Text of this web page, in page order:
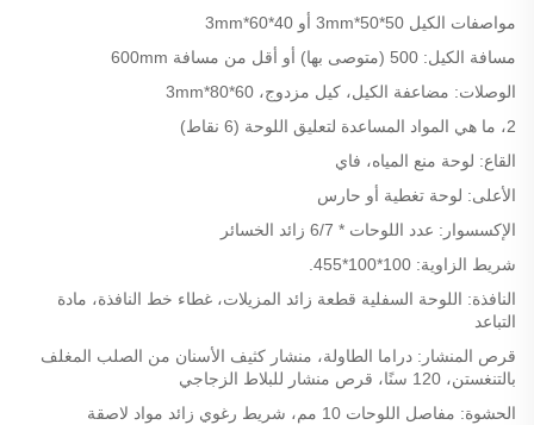
مواصفات الكيل 50*50*3mm أو 40*60*3mm
مسافة الكيل: 500 (متوصى بها) أو أقل من مسافة 600mm
الوصلات: مضاعفة الكيل، كيل مزدوج، 60*80*3mm
2، ما هي المواد المساعدة لتعليق اللوحة (6 نقاط)
القاع: لوحة منع المياه، فاي
الأعلى: لوحة تغطية أو حارس
الإكسسوار: عدد اللوحات * 6/7 زائد الخسائر
شريط الزاوية: 100*100*455.
النافذة: اللوحة السفلية قطعة زائد المزيلات، غطاء خط النافذة، مادة
التباعد
قرص المنشار: دراما الطاولة، منشار كثيف الأسنان من الصلب المغلف
بالتنغستن، 120 سنًا، قرص منشار للبلاط الزجاجي
الحشوة: مفاصل اللوحات 10 مم، شريط رغوي زائد مواد لاصقة